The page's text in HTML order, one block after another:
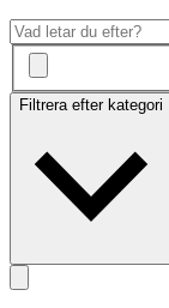
Filtrera efter kategori